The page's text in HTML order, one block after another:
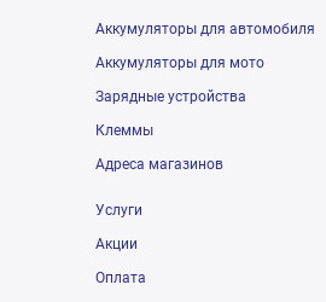
Аккумуляторы для автомобиля
Аккумуляторы для мото
Зарядные устройства
Клеммы
Адреса магазинов
Услуги
Акции
Оплата